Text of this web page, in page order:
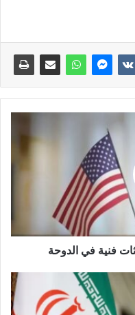
فنية في الدوحة